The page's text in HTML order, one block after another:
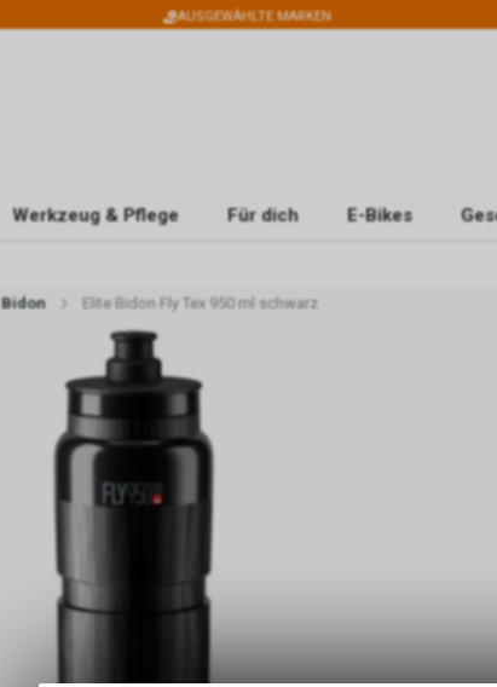
AUSGEWÄHLTE MARKEN
Werkzeug & Pflege Für dich E-Bikes
Bidon Elite Bidon Fly Tex 950 ml schwarz